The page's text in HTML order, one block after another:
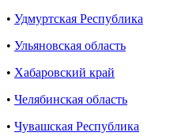
• Удмуртская Республика
• Ульяновская область
• Хабаровский край
• Челябинская область
• Чувашская Республика